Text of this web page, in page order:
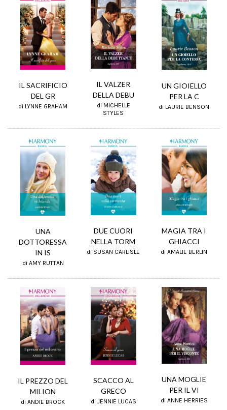
IL SACRIFICIO
DEL GR
di LYNNE GRAHAM
IL VALZER
DELLA DEBU
di MICHELLE
STYLES
UN GIOIELLO
PER LA C
di LAURIE BENSON
UNA
DOTTORESSA
IN IS
di AMY RUTTAN
DUE CUORI
NELLA TORM
di SUSAN CARLISLE
MAGIA TRA I
GHIACCI
di AMALIE BERLIN
IL PREZZO DEL
MILION
di ANDIE BROCK
SCACCO AL
GRECO
di JENNIE LUCAS
UNA MOGLIE
PER IL VI
di ANNE HERRIES